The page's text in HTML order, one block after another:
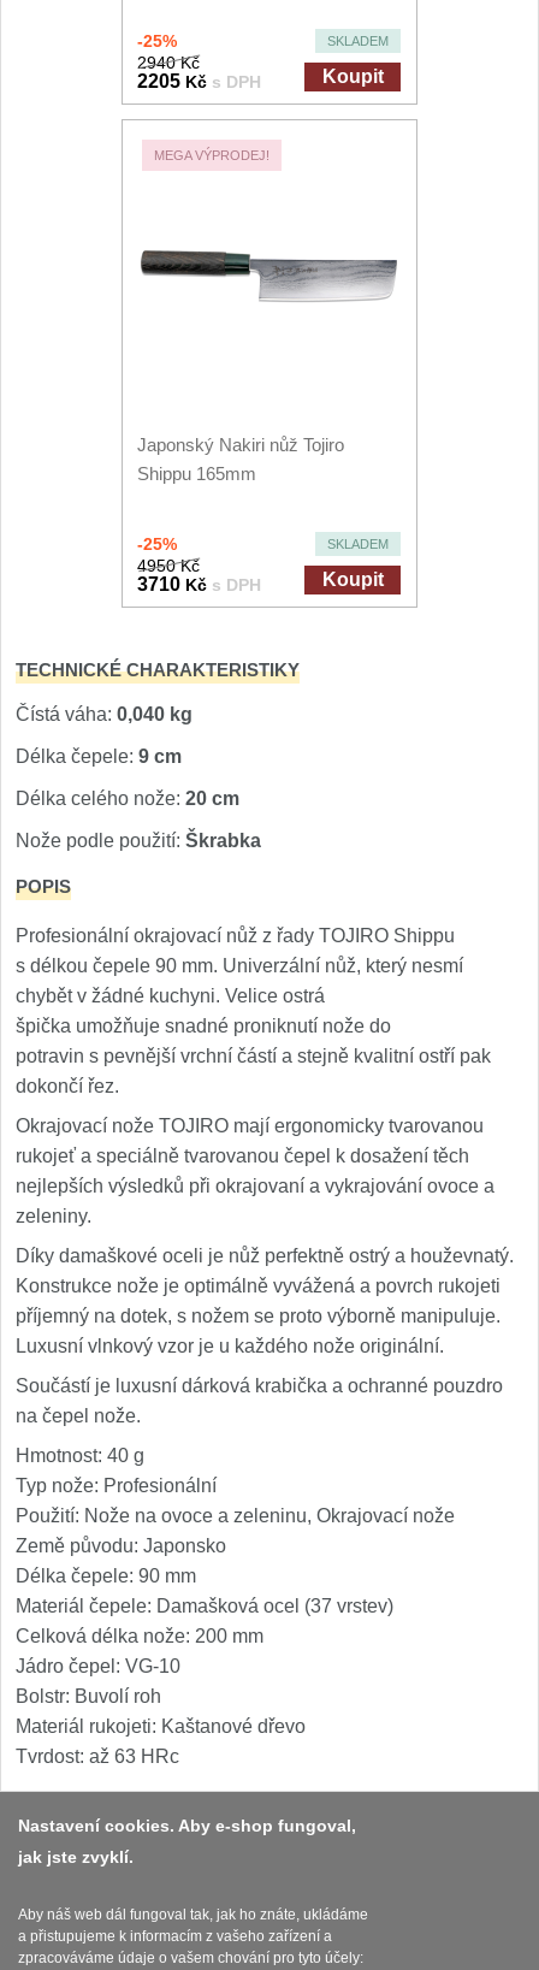
-25% SKLADEM
2940 Kč
2205 Kč s DPH Koupit
MEGA VÝPRODEJ!
Japonský Nakiri nůž Tojiro
Shippu 165mm
-25% SKLADEM
4950 Kč
3710 Kč s DPH Koupit
TECHNICKÉ CHARAKTERISTIKY
Čístá váha: 0,040 kg
Délka čepele: 9 cm
Délka celého nože: 20 cm
Nože podle použití: Škrabka
POPIS
Profesionální okrajovací nůž z řady TOJIRO Shippu
s délkou čepele 90 mm. Univerzální nůž, který nesmí
chybět v žádné kuchyni. Velice ostrá
špička umožňuje snadné proniknutí nože do
potravin s pevnější vrchní částí a stejně kvalitní ostří pak
dokončí řez.
Okrajovací nože TOJIRO mají ergonomicky tvarovanou
rukojeť a speciálně tvarovanou čepel k dosažení těch
nejlepších výsledků při okrajovaní a vykrajování ovoce a
zeleniny.
Díky damaškové oceli je nůž perfektně ostrý a houževnatý.
Konstrukce nože je optimálně vyvážená a povrch rukojeti
příjemný na dotek, s nožem se proto výborně manipuluje.
Luxusní vlnkový vzor je u každého nože originální.
Součástí je luxusní dárková krabička a ochranné pouzdro
na čepel nože.
Hmotnost: 40 g
Typ nože: Profesionální
Použití: Nože na ovoce a zeleninu, Okrajovací nože
Země původu: Japonsko
Délka čepele: 90 mm
Materiál čepele: Damašková ocel (37 vrstev)
Celková délka nože: 200 mm
Jádro čepel: VG-10
Bolstr: Buvolí roh
Materiál rukojeti: Kaštanové dřevo
Tvrdost: až 63 HRc
Platba a dodávka
Obchodní podmínky
Zasady zpracovani osobnich udaju
Nastavení cookies. Aby e-shop fungoval,
jak jste zvyklí.
Aby náš web dál fungoval tak, jak ho znáte, ukládáme
a přistupujeme k informacím z vašeho zařízení a
zpracováváme údaje o vašem chování pro tyto účely: